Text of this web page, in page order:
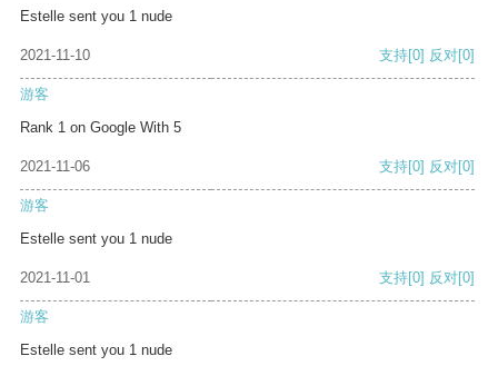
Estelle sent you 1 nude
2021-11-10 支持[0] 反对[0]
游客
Rank 1 on Google With 5
2021-11-06 支持[0] 反对[0]
游客
Estelle sent you 1 nude
2021-11-01 支持[0] 反对[0]
游客
Estelle sent you 1 nude